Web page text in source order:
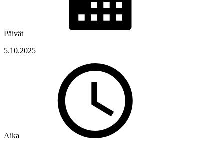
Päivät
5.10.2025
Aika